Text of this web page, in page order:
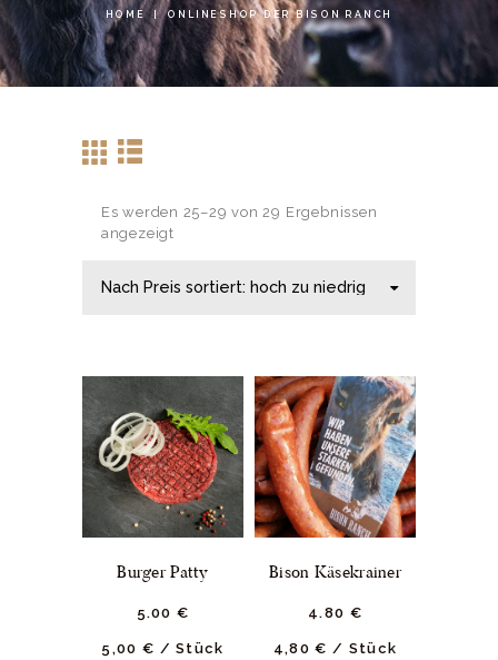
HOME ONLINESHOP DER BISON RANCH
Es werden 25–29 von 29 Ergebnissen
angezeigt
Burger Patty
5.00 €
5,00 € /Stück
Bison Käsekrainer
4. 80 €
4,80€ / Stück